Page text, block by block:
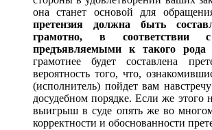
она станет основой для
претензия должна быть
грамотно, в соответствии с
предъявляемыми к такого рода
грамотнее будет составлена
вероятность того, что,
(исполнитель) пойдет вам
досудебном порядке. Если же этого
выигрыш в суде опять же во многом
корректности и обоснованности